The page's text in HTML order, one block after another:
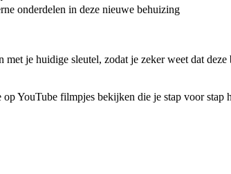
onderdelen in deze nieuwe behuizing
je huidige sleutel, zodat je zeker weet dat deze
YouTube filmpjes bekijken die je stap voor stap